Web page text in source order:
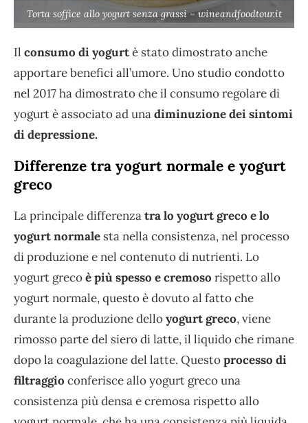
Torta soffice allo yogurt senza grassi – wineandfoodtour.it
Il consumo di yogurtè stato dimostrato anche
apportare benefici all’umore. Uno studio condotto
nel 2017 ha dimostrato che il consumo regolare di
yogurt è associato ad unadiminuzione dei sintomi
di depressione.
Differenze tra yogurt normale e yogurt
greco
La principale differenzatra lo yogurt greco e lo
yogurt normale sta nella consistenza, nel processo
di produzione e nel contenuto di nutrienti. Lo
yogurt grecoè più spesso e cremoso rispetto allo
yogurt normale, questo è dovuto al fatto che
durante la produzione delloyogurt greco, viene
rimosso parte del siero di latte, il liquido che rimane
dopo la coagulazione del latte. Questoprocesso di
filtraggio conferisce allo yogurt greco una
consistenza più densa e cremosa rispetto allo